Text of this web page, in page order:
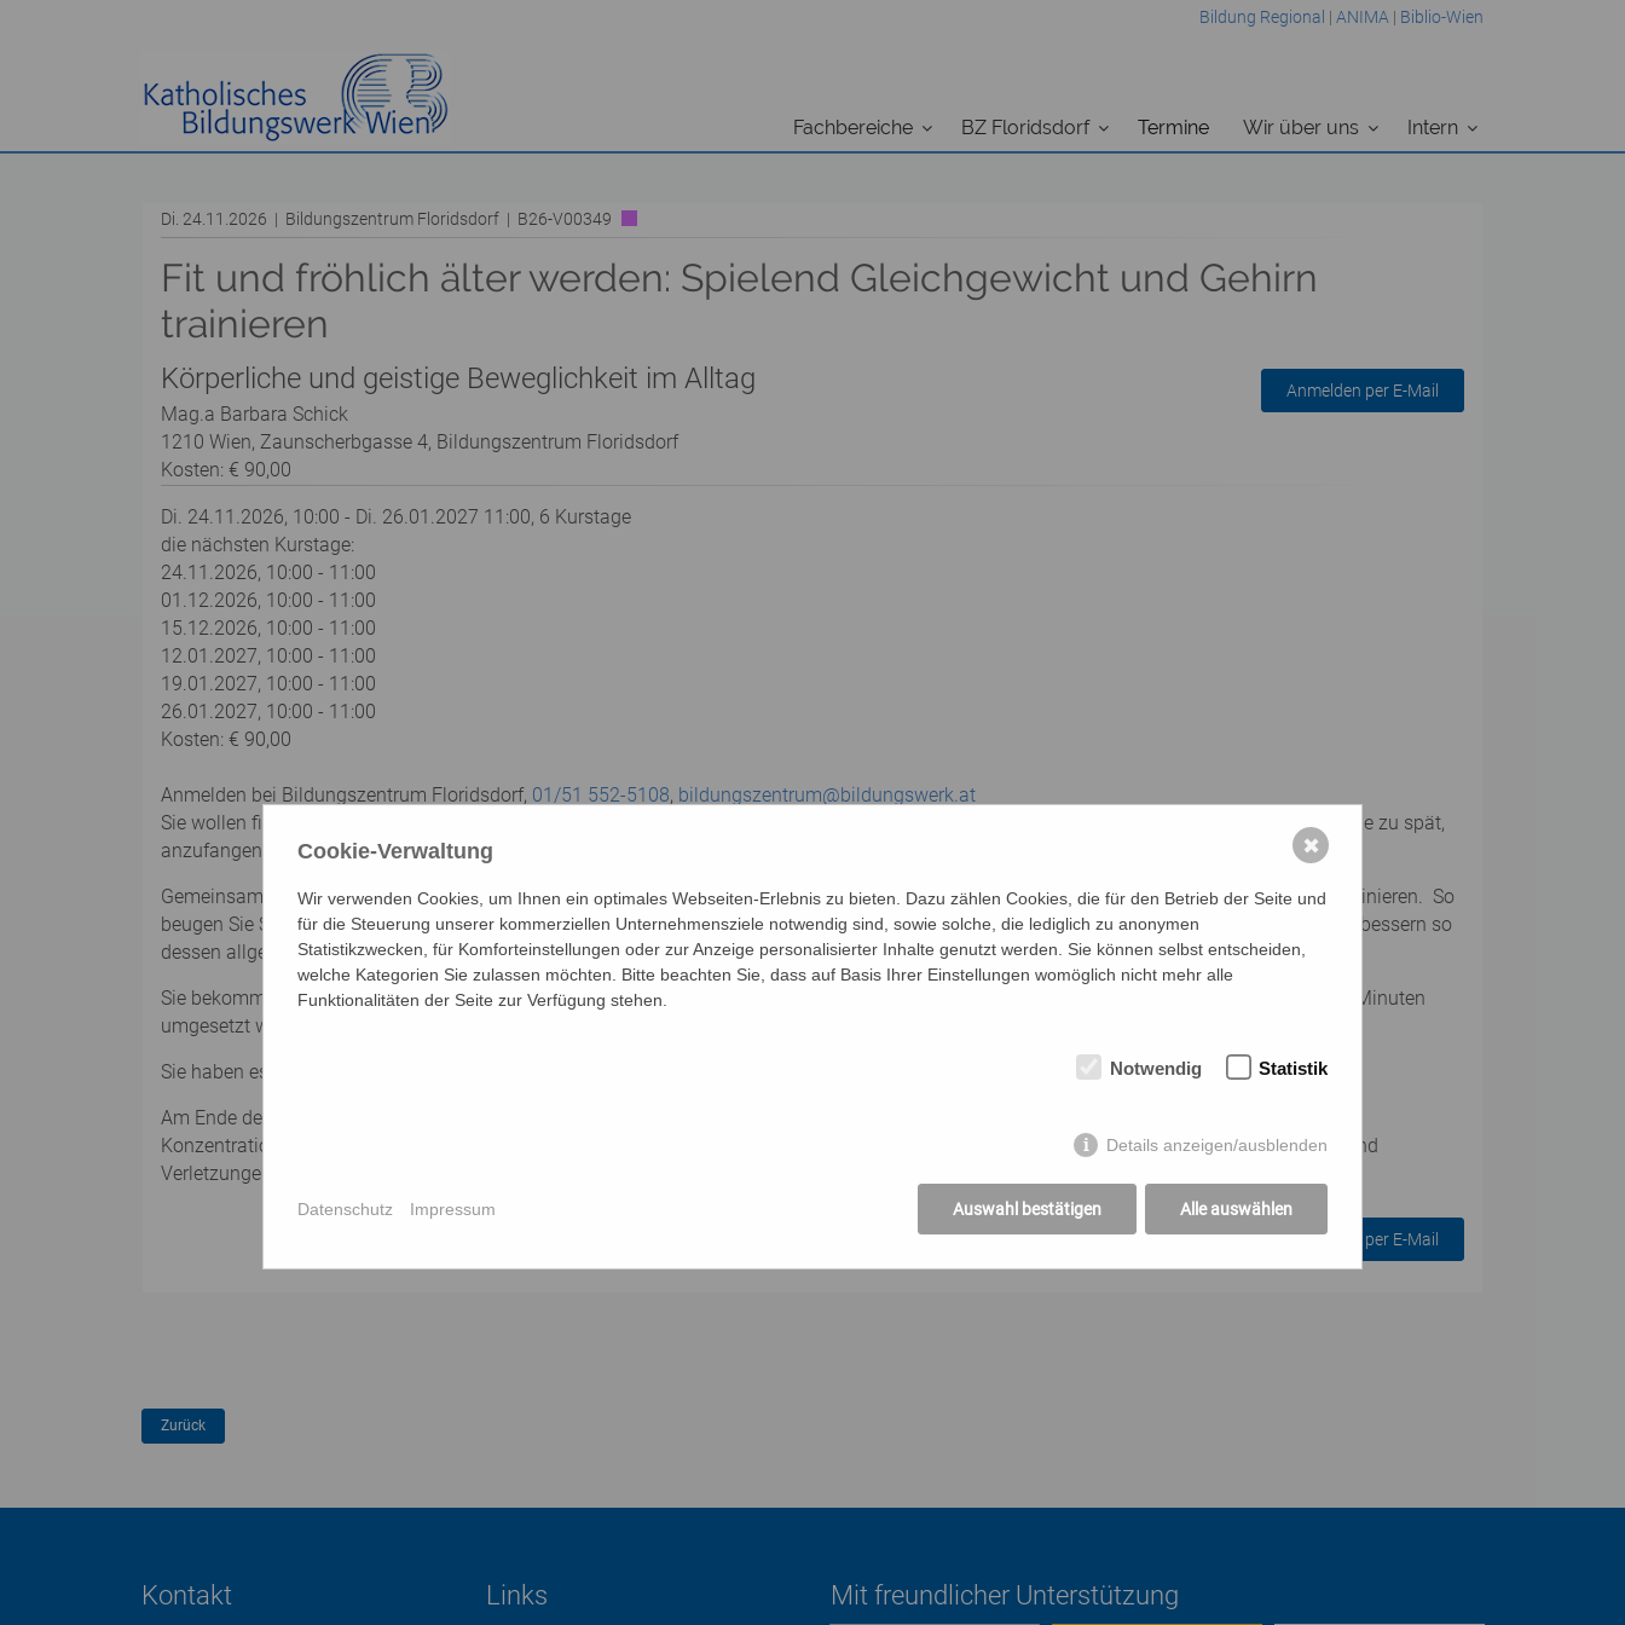
Bildung Regional | ANIMA | Biblio-Wien
Fachbereiche BZ Floridsdorf Termine Wir über uns Intern
Di. 24.11.2026 | Bildungszentrum Floridsdorf | B26-V00349
Fit und fröhlich älter werden: Spielend Gleichgewicht und Gehirn
trainieren
Körperliche und geistige Beweglichkeit im Alltag
Mag.a Barbara Schick
1210 Wien, Zaunscherbgasse 4, Bildungszentrum Floridsdorf
Kosten: € 90,00
Anmelden per E-Mail
Di. 24.11.2026, 10:00 - Di. 26.01.2027 11:00, 6 Kurstage
die nächsten Kurstage:
24.11.2026, 10:00 - 11:00
01.12.2026, 10:00 - 11:00
15.12.2026, 10:00 - 11:00
12.01.2027, 10:00 - 11:00
19.01.2027, 10:00 - 11:00
26.01.2027, 10:00 - 11:00
Kosten: € 90,00
Anmelden bei Bildungszentrum Floridsdorf, 01/51 552-5108, bildungszentrum@bildungswerk.at
Sie wollen fit und aktiv durchs Leben gehen, Ihr Gleichgewicht schulen und die Leistungsfähigkeit Ihres Gehirns verbessern? Großartig! Es ist nie zu spät,
anzufangen!
Gemeinsam probieren wir in diesem Workshop unterschiedliche Möglichkeiten aus, das Gleichgewicht, die Koordination und das Gehirn zu trainieren. So
beugen Sie Stürzen und daraus resultierenden Verletzungen aktiv vor. Außerdem vernetzen wir durch spielerische Übungen das Gehirn und verbessern so
dessen allgemeine Leistungsfähigkeit.
Sie bekommen in diesem Workshop zahlreiche Impulse, Übungen und spielerische Möglichkeiten vorgestellt, die zuhause einfach in wenigen Minuten
umgesetzt werden können und die Ihnen helfen, Ihr Gehirn und Ihre Beweglichkeit zu trainieren.
Sie haben es in der Hand, sich selbst ein langes, unfallfreies Leben zu schenken. Gönnen Sie sich dieses Geschenk.
Am Ende des Kurses sind Sie ausgestattet mit zahlreichen Ideen und Möglichkeiten, die vorgestellten Gleichgewichts-, Koordinations- und
Konzentrationsübungen in Ihren Alltag zu integrieren. Sie wissen, wie Sie durch kurze gezielte Übungen in wenigen Minuten am Tag Stürzen und
Verletzungen vorbeugen können. Außerdem haben Sie am Ende des Workshops auf jeden Fall jede Menge gelacht.
Anmelden per E-Mail
Kontakt Links Mit freundlicher Unterstützung
Cookie-Verwaltung
Wir verwenden Cookies, um Ihnen ein optimales Webseiten-Erlebnis zu bieten. Dazu zählen Cookies, die für den Betrieb der Seite und
für die Steuerung unserer kommerziellen Unternehmensziele notwendig sind, sowie solche, die lediglich zu anonymen
Statistikzwecken, für Komforteinstellungen oder zur Anzeige personalisierter Inhalte genutzt werden. Sie können selbst entscheiden,
welche Kategorien Sie zulassen möchten. Bitte beachten Sie, dass auf Basis Ihrer Einstellungen womöglich nicht mehr alle
Funktionalitäten der Seite zur Verfügung stehen.
Notwendig Statistik
Details anzeigen/ausblenden
Auswahl bestätigen Alle auswählen
Datenschutz Impressum
✖